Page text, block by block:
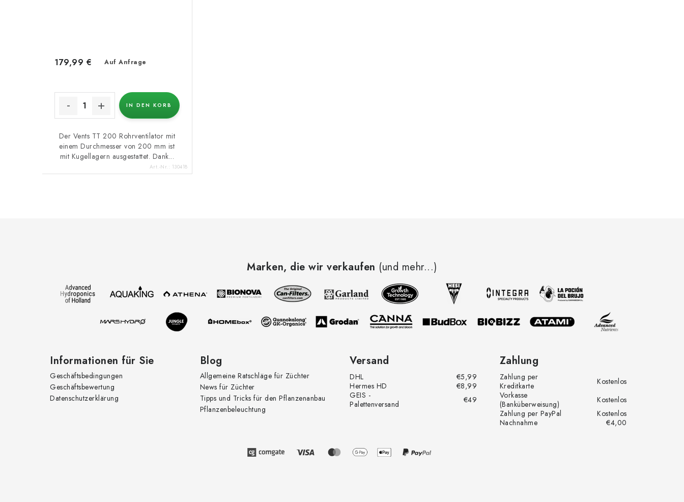
Auf Anfrage
179,99 €
IN DEN KORB
Der Vents TT 200 Rohrventilator mit
einem Durchmesser von 200 mm ist
mit Kugellagern ausgestattet. Dank...
Art.-Nr.: 130418
Marken, die wir verkaufen (und mehr...)
Informationen für Sie
Geschäftsbedingungen
Geschäftsbewertung
Datenschutzerklärung
Blog
Allgemeine Ratschläge für Züchter
News für Züchter
Tipps und Tricks für den Pflanzenanbau
Pflanzenbeleuchtung
Versand
DHL
€5,99
Hermes HD
€8,99
GEIS -
Palettenversand
€49
Zahlung
Zahlung per
Kreditkarte
Kostenlos
Vorkasse
(Banküberweisung)
Kostenlos
Zahlung per PayPal
Kostenlos
Nachnahme
€4,00